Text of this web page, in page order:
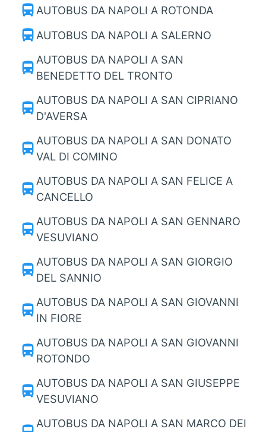
directions_bus AUTOBUS DA NAPOLI A ROTONDA
directions_bus AUTOBUS DA NAPOLI A SALERNO
directions_bus AUTOBUS DA NAPOLI A SAN
BENEDETTO DEL TRONTO
directions_bus AUTOBUS DA NAPOLI A SAN CIPRIANO
D'AVERSA
directions_bus AUTOBUS DA NAPOLI A SAN DONATO
VAL DI COMINO
directions_bus AUTOBUS DA NAPOLI A SAN FELICE A
CANCELLO
directions_bus AUTOBUS DA NAPOLI A SAN GENNARO
VESUVIANO
directions_bus AUTOBUS DA NAPOLI A SAN GIORGIO
DEL SANNIO
directions_bus AUTOBUS DA NAPOLI A SAN GIOVANNI
IN FIORE
directions_bus AUTOBUS DA NAPOLI A SAN GIOVANNI
ROTONDO
directions_bus AUTOBUS DA NAPOLI A SAN GIUSEPPE
VESUVIANO
AUTOBUS DA NAPOLI A SAN MARCO DEI